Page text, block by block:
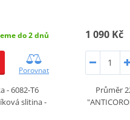
do 2 dnů
Porovnat
- 6082-T6
slitina -
1 090 Kč
Průměr